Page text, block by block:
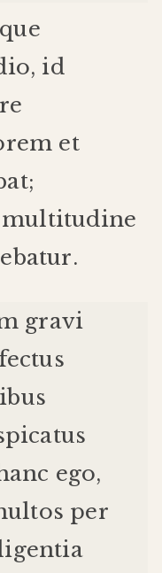
, id
et
;
multitudine
.
gravi
ego,
per